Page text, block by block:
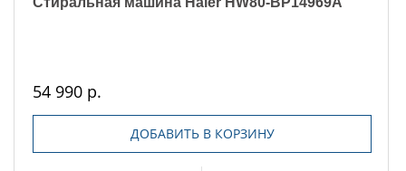
54 990 р.
ДОБАВИТЬ В КОРЗИНУ